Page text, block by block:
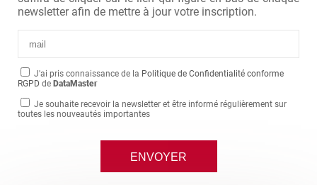
newsletter afin de mettre à jour votre inscription.
J'ai pris connaissance de la Politique de Confidentialité conforme
RGPD de DataMaster
Je souhaite recevoir la newsletter et être informé régulièrement sur
toutes les nouveautés importantes